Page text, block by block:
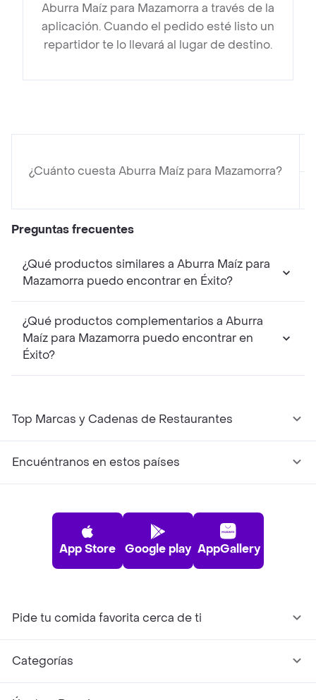
Aburra Maíz para Mazamorra a través de la
aplicación. Cuando el pedido esté listo un
repartidor te lo llevará al lugar de destino.
¿Cuánto cuesta Aburra Maíz para Mazamorra?
Preguntas frecuentes
¿Qué productos similares a Aburra Maíz para
Mazamorra puedo encontrar en Éxito?
¿Qué productos complementarios a Aburra
Maíz para Mazamorra puedo encontrar en
Éxito?
Top Marcas y Cadenas de Restaurantes
Encuéntranos en estos países
App Store Google play AppGallery
Pide tu comida favorita cerca de ti
Categorías